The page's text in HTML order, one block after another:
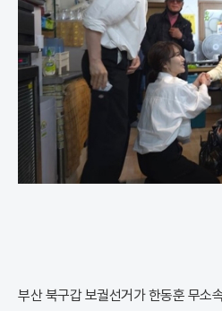
부산 북구갑 보궐선거가 한동훈 무소